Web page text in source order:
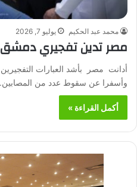
محمد عبد الحكيم يوليو 7, 2026
مصر تدين تفجيري دمشق
أدانت مصر بأشد العبارات
وأسفرا عن سقوط عدد من
أكمل القراءة »